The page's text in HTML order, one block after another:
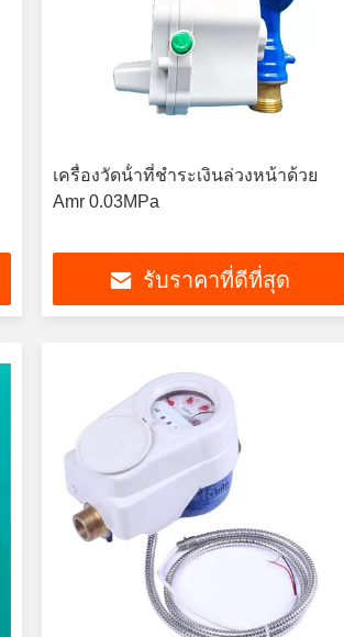
เครื่องวัดน้ําที่ชําระเงินล่วงหน้าด้วย
Amr 0.03MPa
รับราคาที่ดีที่สุด